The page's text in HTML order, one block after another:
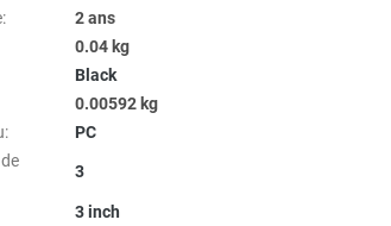
:
2 ans
0.04 kg
Black
0.00592 kg
:
PC
3
3 inch